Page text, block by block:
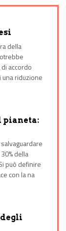
della
accordo
una riduzione
pianeta:
della
può definire
con la na